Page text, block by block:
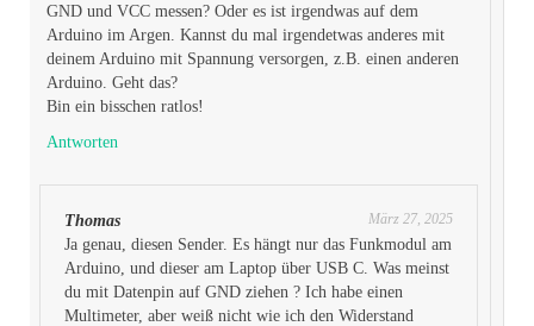
GND und VCC messen? Oder es ist irgendwas auf dem
Arduino im Argen. Kannst du mal irgendetwas anderes mit
deinem Arduino mit Spannung versorgen, z.B. einen anderen
Arduino. Geht das?
Bin ein bisschen ratlos!
Antworten
Thomas März 27, 2025
Ja genau, diesen Sender. Es hängt nur das Funkmodul am
Arduino, und dieser am Laptop über USB C. Was meinst
du mit Datenpin auf GND ziehen ? Ich habe einen
Multimeter, aber weiß nicht wie ich den Widerstand